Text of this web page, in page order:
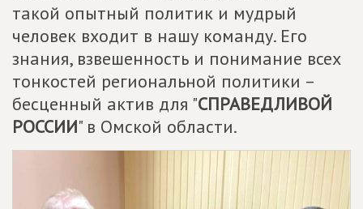
такой опытный политик и мудрый
человек входит в нашу команду. Его
знания, взвешенность и понимание всех
тонкостей региональной политики –
бесценный актив для "СПРАВЕДЛИВОЙ
РОССИИ" в Омской области.